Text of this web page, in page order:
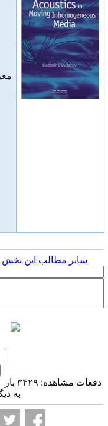
سایر مطالب این بخش |
دفعات مشاهده: ۳۴۲۹ بار |
به